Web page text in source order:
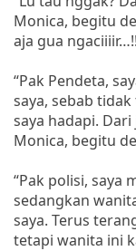
Monica, begitu
aja gua
“Pak Pendeta,
saya, sebab
saya hadapi.
Monica, begitu
“Pak polisi, saya
sedangkan
saya. Terus
tetapi wanita ini